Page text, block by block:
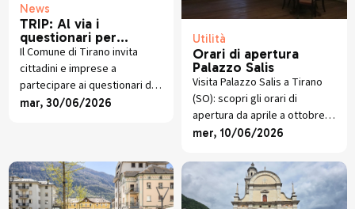
News
TRIP: Al via i
questionari per
rilevare la situazione
della mobilità tra
Valtellina e Grigioni
Il Comune di Tirano invita
cittadini e imprese a
partecipare ai questionari del
progetto TRIP sulla mobilità
mar, 30/06/2026
Utilità
Orari di apertura
Palazzo Salis
Visita Palazzo Salis a Tirano
(SO): scopri gli orari di
apertura da aprile a ottobre e
prenota esperienze su misura
contesto storico unico.
mer, 10/06/2026